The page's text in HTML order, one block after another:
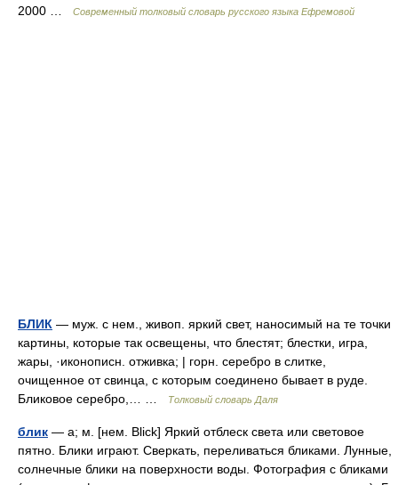
2000 …
Современный толковый словарь русского языка Ефремовой
БЛИК — муж. с нем., живоп. яркий свет, наносимый на те точки
картины, которые так освещены, что блестят; блестки, игра,
жары, ·иконописн. отживка; | горн. серебро в слитке,
очищенное от свинца, с которым соединено бывает в руде.
Бликовое серебро,… …
Толковый словарь Даля
блик — а; м. [нем. Blick] Яркий отблеск света или световое
пятно. Блики играют. Сверкать, переливаться бликами. Лунные,
солнечные блики на поверхности воды. Фотография с бликами